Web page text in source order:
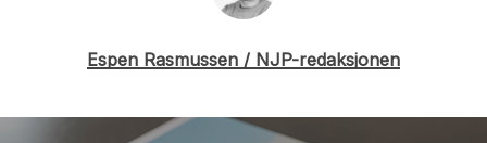
Espen Rasmussen / NJP-redaksjonen